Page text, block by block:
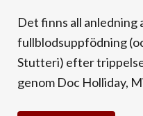
Det finns all anledning
fullblodsuppfödning
Stutteri) efter
genom Doc Holliday,